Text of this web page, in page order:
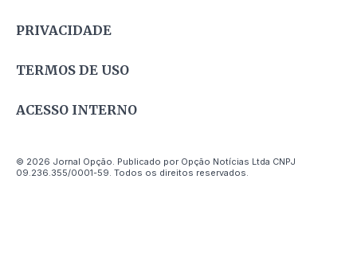
PRIVACIDADE
TERMOS DE USO
ACESSO INTERNO
© 2026 Jornal Opção. Publicado por Opção Notícias Ltda CNPJ
09.236.355/0001-59. Todos os direitos reservados.